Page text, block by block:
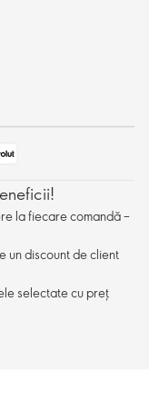
la fiecare comandă –
un discount de client
selectate cu preț